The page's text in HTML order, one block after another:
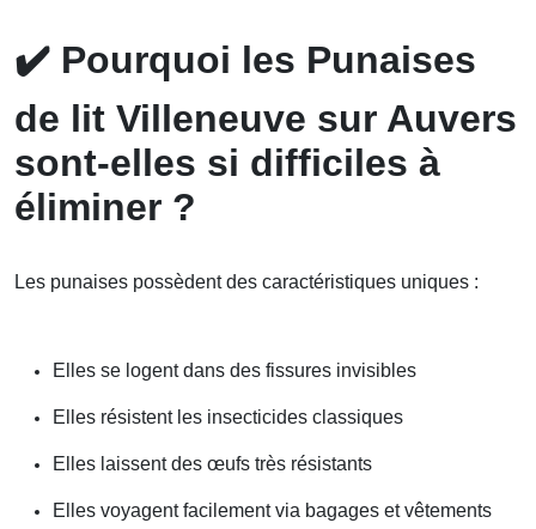
✔️ Pourquoi les Punaises
de lit Villeneuve sur Auvers
sont-elles si difficiles à
éliminer ?
Les punaises possèdent des caractéristiques uniques :
Elles se logent dans des fissures invisibles
Elles résistent les insecticides classiques
Elles laissent des œufs très résistants
Elles voyagent facilement via bagages et vêtements